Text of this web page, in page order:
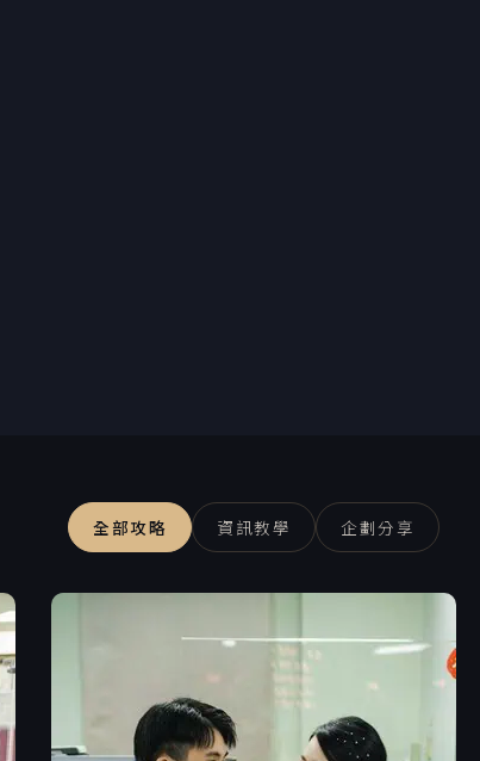
全部攻略 資訊教學 企劃分享